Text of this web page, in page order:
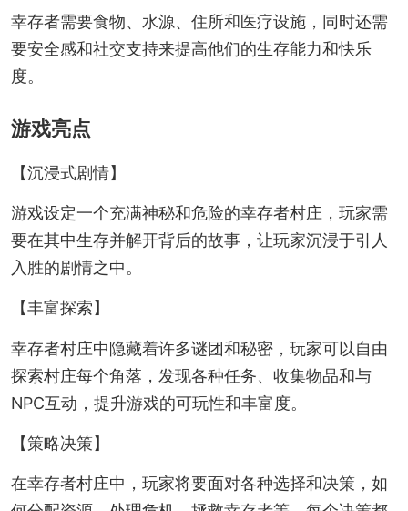
幸存者需要食物、水源、住所和医疗设施，同时还需
要安全感和社交支持来提高他们的生存能力和快乐
度。
游戏亮点
【沉浸式剧情】
游戏设定一个充满神秘和危险的幸存者村庄，玩家需
要在其中生存并解开背后的故事，让玩家沉浸于引人
入胜的剧情之中。
【丰富探索】
幸存者村庄中隐藏着许多谜团和秘密，玩家可以自由
探索村庄每个角落，发现各种任务、收集物品和与
NPC互动，提升游戏的可玩性和丰富度。
【策略决策】
在幸存者村庄中，玩家将要面对各种选择和决策，如